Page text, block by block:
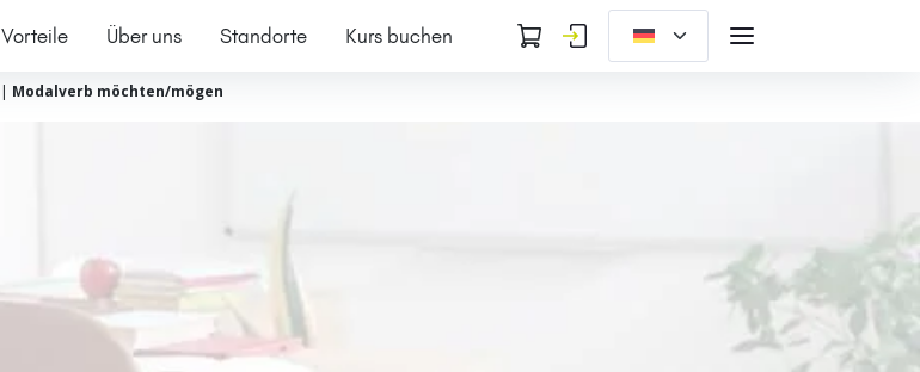
Vorteile Über uns Standorte Kurs buchen
| Modalverb möchten/mögen